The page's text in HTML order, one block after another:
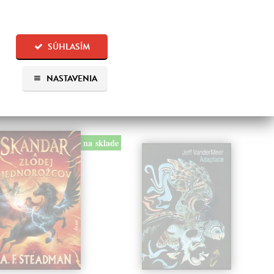
SÚHLASÍM
NASTAVENIA
na sklade